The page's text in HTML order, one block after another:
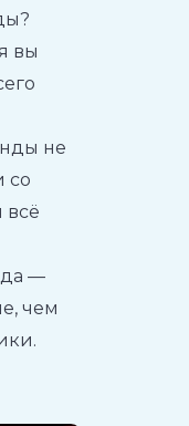
вы
не
со
всё
—
чем